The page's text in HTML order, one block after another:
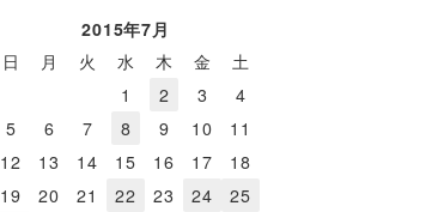
2015年7月
日
月 火 水 木 金
土
1
2 3
4
5
6 7 8 9 10
11
12
13 14 15 16 17
18
19
20 21 22 23 24
25